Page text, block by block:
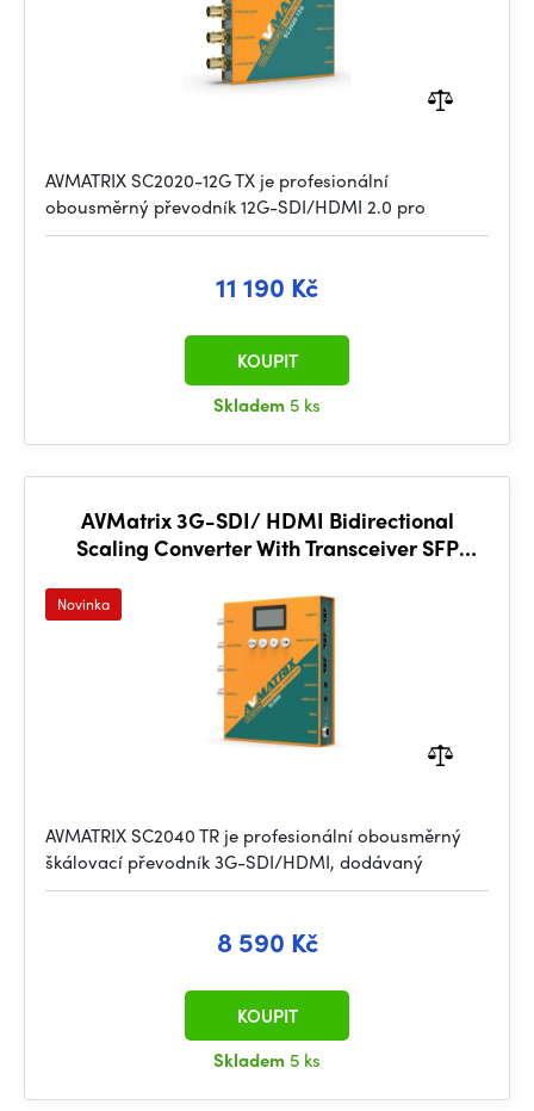
AVMATRIX SC2020-12G TX je profesionální
obousměrný převodník 12G-SDI/HDMI 2.0 pro
11 190 Kč
Skladem 5 ks
KOUPIT
AVMatrix 3G-SDI/ HDMI Bidirectional
Scaling Converter With Transceiver SFP
Novinka
AVMATRIX SC2040 TR je profesionální obousměrný
škálovací převodník 3G-SDI/HDMI, dodávaný
8 590 Kč
Skladem 5 ks
KOUPIT